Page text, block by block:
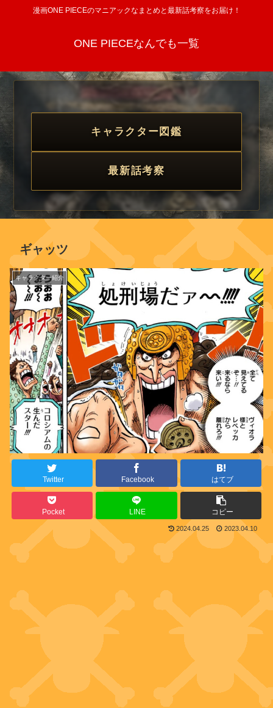
漫画ONE PIECEのマニアックなまとめと最新話考察をお届け！
ONE PIECEなんでも一覧
キャラクター図鑑
最新話考察
ギャッツ
キャラクター紹介
Twitter Facebook はてブ
Pocket LINE コピー
2024.04.25 2023.04.10